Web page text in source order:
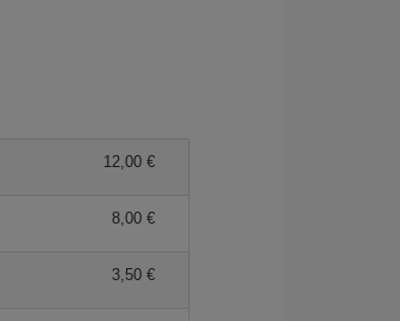
12,00 €
8,00 €
3,50 €